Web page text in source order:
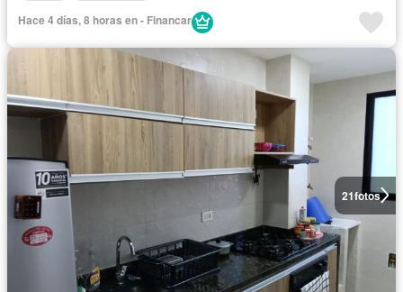
Hace 4 días, 8 horas en - Financar
21fotos